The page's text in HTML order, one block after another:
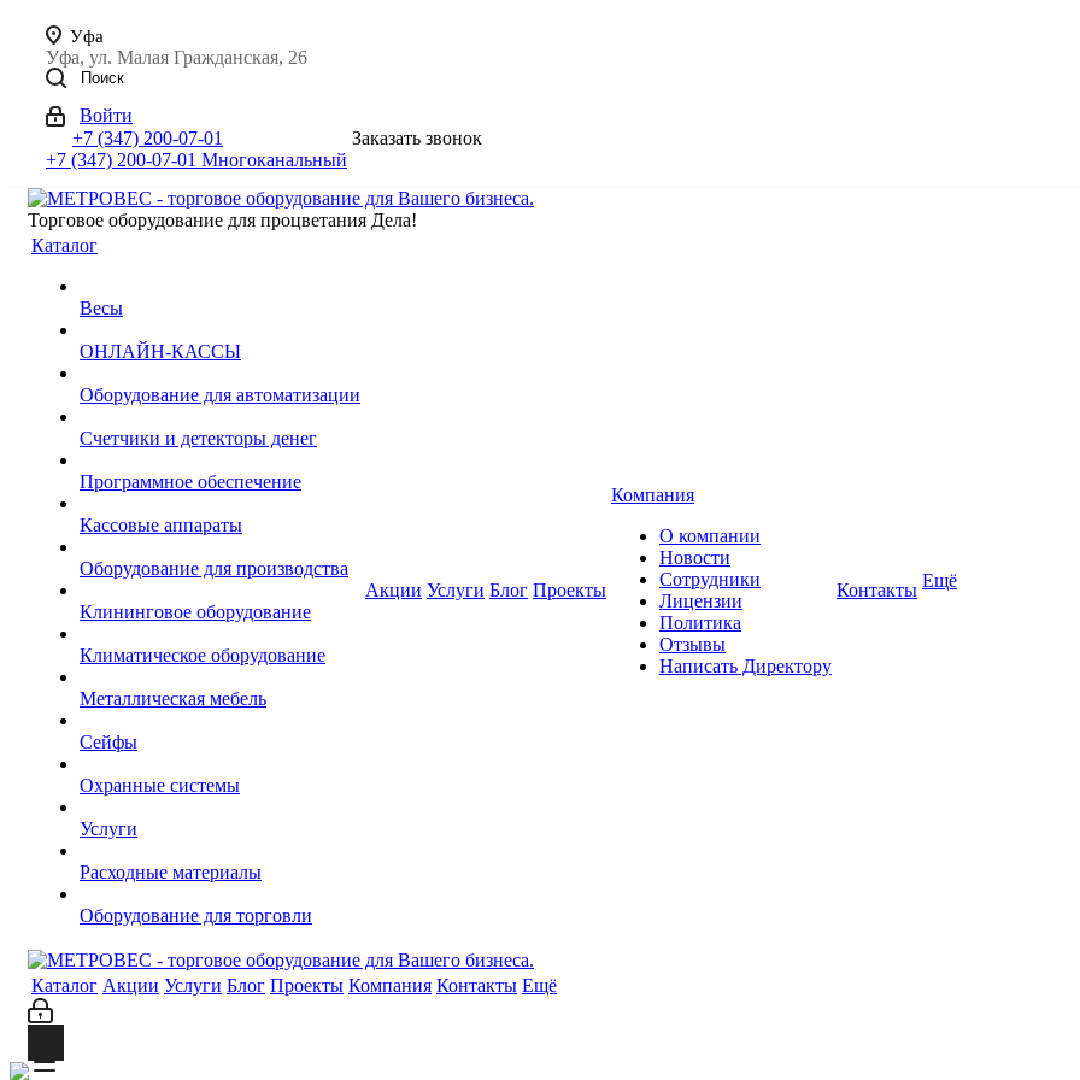
Уфа
Уфа, ул. Малая Гражданская, 26
Поиск
Войти
+7 (347) 200-07-01
+7 (347) 200-07-01 Многоканальный
Заказать звонок
Торговое оборудование для процветания Дела!
Каталог
Весы
ОНЛАЙН-КАССЫ
Оборудование для автоматизации
Счетчики и детекторы денег
Программное обеспечение
Кассовые аппараты
Оборудование для производства
Клининговое оборудование
Климатическое оборудование
Металлическая мебель
Сейфы
Охранные системы
Услуги
Расходные материалы
Оборудование для торговли
Акции Услуги Блог Проекты
Компания
О компании
Новости
Сотрудники
Лицензии
Политика
Отзывы
Написать Директору
Контакты Ещё
Каталог Акции Услуги Блог Проекты Компания Контакты Ещё